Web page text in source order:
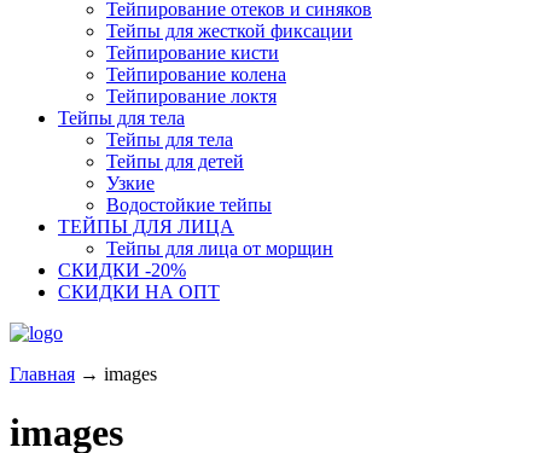
Тейпирование отеков и синяков
Тейпы для жесткой фиксации
Тейпирование кисти
Тейпирование колена
Тейпирование локтя
Тейпы для тела
Тейпы для тела
Тейпы для детей
Узкие
Водостойкие тейпы
ТЕЙПЫ ДЛЯ ЛИЦА
Тейпы для лица от морщин
СКИДКИ -20%
СКИДКИ НА ОПТ
Главная → images
images